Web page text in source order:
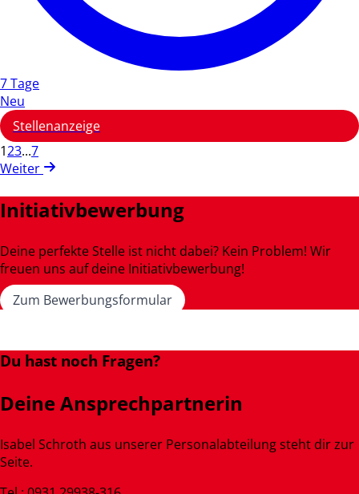
7 Tage
Neu
Stellenanzeige
123...7
Weiter
Initiativbewerbung
Deine perfekte Stelle ist nicht dabei? Kein Problem! Wir
freuen uns auf deine Initiativbewerbung!
Zum Bewerbungsformular
Du hast noch Fragen?
Deine Ansprechpartnerin
Isabel Schroth aus unserer Personalabteilung steht dir zur
Seite.